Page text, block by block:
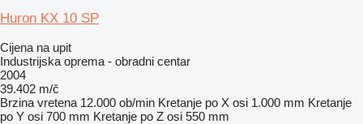
Huron KX 10 SP
Cijena na upit
Industrijska oprema - obradni centar
2004
39.402 m/č
Brzina vretena 12.000 ob/min Kretanje po X osi 1.000 mm Kretanje
po Y osi 700 mm Kretanje po Z osi 550 mm